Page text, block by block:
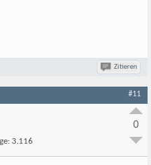
Zitieren
#11
3.116
0